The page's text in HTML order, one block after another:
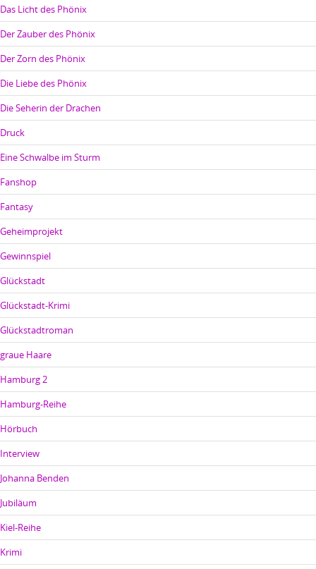
Das Licht des Phönix
Der Zauber des Phönix
Der Zorn des Phönix
Die Liebe des Phönix
Die Seherin der Drachen
Druck
Eine Schwalbe im Sturm
Fanshop
Fantasy
Geheimprojekt
Gewinnspiel
Glückstadt
Glückstadt-Krimi
Glückstadtroman
graue Haare
Hamburg 2
Hamburg-Reihe
Hörbuch
Interview
Johanna Benden
Jubiläum
Kiel-Reihe
Krimi